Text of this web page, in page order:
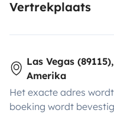
Vertrekplaats
Las Vegas
Amerika
Het exacte adres
boeking wordt